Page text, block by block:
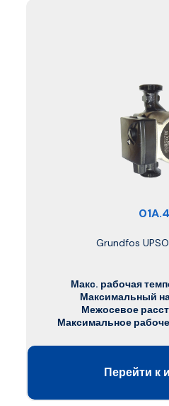
Grundfos
Макс. рабочая
Максимальный
Межосевое
Максимальное
Перейти к